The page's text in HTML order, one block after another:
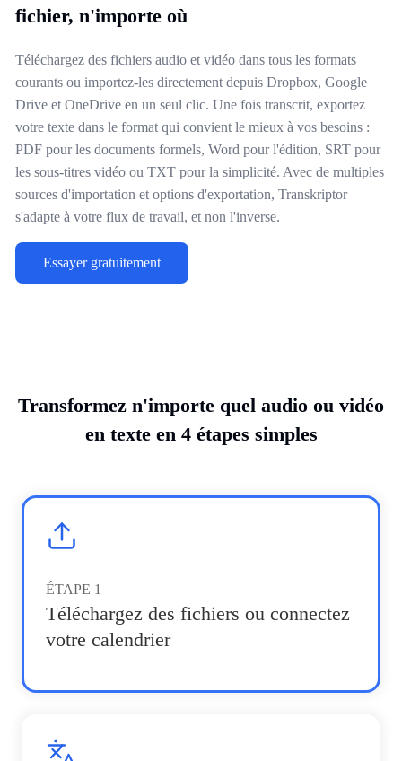
fichier, n'importe où
Téléchargez des fichiers audio et vidéo dans tous les formats
courants ou importez-les directement depuis Dropbox, Google
Drive et OneDrive en un seul clic. Une fois transcrit, exportez
votre texte dans le format qui convient le mieux à vos besoins :
PDF pour les documents formels, Word pour l'édition, SRT pour
les sous-titres vidéo ou TXT pour la simplicité. Avec de multiples
sources d'importation et options d'exportation, Transkriptor
s'adapte à votre flux de travail, et non l'inverse.
Essayer gratuitement
Transformez n'importe quel audio ou vidéo
en texte en 4 étapes simples
ÉTAPE 1
Téléchargez des fichiers ou connectez
votre calendrier